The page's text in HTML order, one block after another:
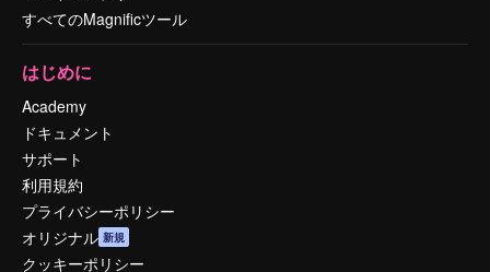
すべてのMagnificツール
はじめに
Academy
ドキュメント
サポート
利用規約
プライバシーポリシー
オリジナル 新規
クッキーポリシー